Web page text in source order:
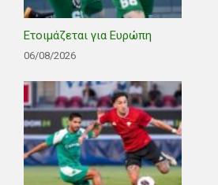
Ετοιμάζεται για Ευρώπη
06/08/2026